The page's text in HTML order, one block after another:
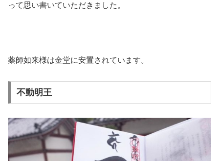
って思い書いていただきました。
薬師如来様は金堂に安置されています。
不動明王